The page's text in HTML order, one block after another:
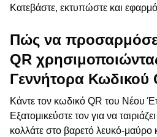
Κατεβάστε, εκτυπώστε και
Πώς να
QR
Γεννήτορα Κωδικού
Κάντε τον κωδικό QR του Νέου
Εξατομικεύστε τον για να
κολλάτε στο βαρετό λευκό-μαύρο